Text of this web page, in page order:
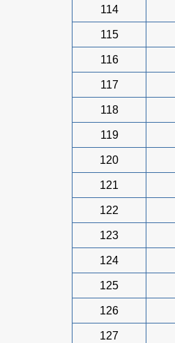
114
115
116
117
118
119
120
121
122
123
124
125
126
127